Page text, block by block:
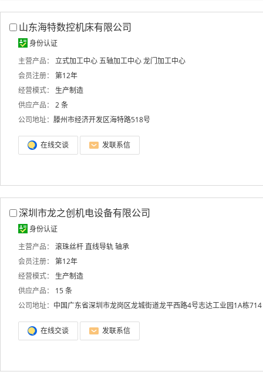
山东海特数控机床有限公司
身份认证
主营产品：
立式加工中心五轴加工中心龙门加工中心
会员注册：
第12年
经营模式：
生产制造
供应产品：
2 条
公司地址： 滕州市经济开发区海特路518号
在线交谈 发联系信
深圳市龙之创机电设备有限公司
身份认证
主营产品：
滚珠丝杆 直线导轨轴承
会员注册：
第12年
经营模式：
生产制造
供应产品：
15 条
公司地址： 中国广东省深圳市龙岗区龙城街道龙平西路4号志达工业园1A栋714
在线交谈 发联系信